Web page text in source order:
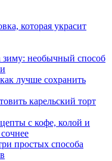
которая украсит
необычный способ
лучше сохранить
карельский торт
с кофе, колой и
простых способа